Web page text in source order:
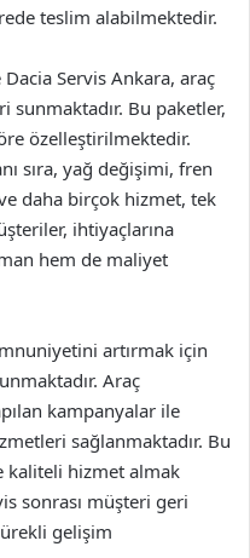
teslim alabilmektedir.
Servis Ankara, araç
Bu paketler,
özelleştirilmektedir.
sıra, yağ değişimi, fren
daha birçok hizmet, tek
ihtiyaçlarına
hem de maliyet
artırmak için
Araç
kampanyalar ile
sağlanmaktadır. Bu
kaliteli hizmet almak
sonrası müşteri geri
gelişim